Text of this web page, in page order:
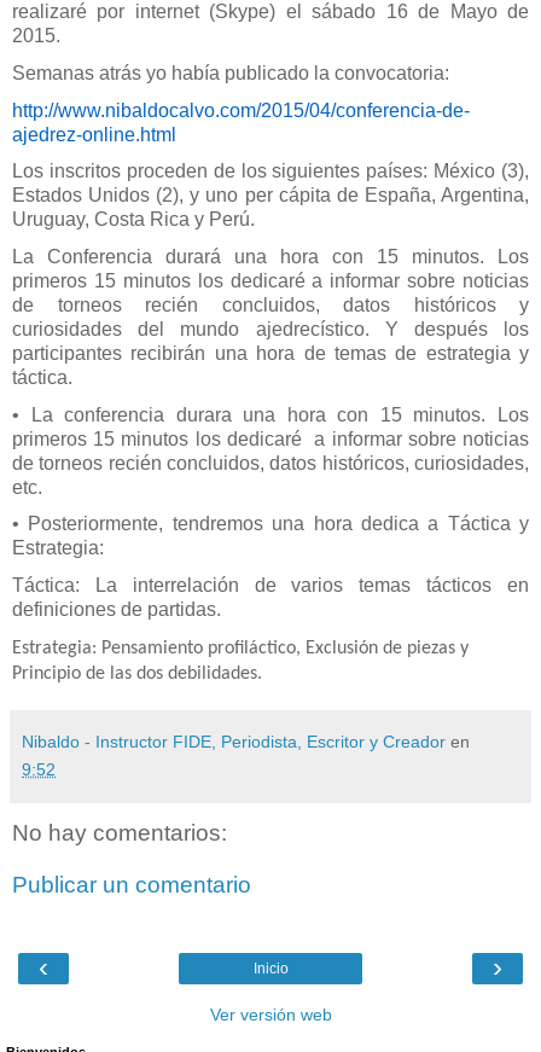
realizaré por internet (Skype) el sábado 16 de Mayo de
2015.
Semanas atrás yo había publicado la convocatoria:
http://www.nibaldocalvo.com/2015/04/conferencia-de-
ajedrez-online.html
Los inscritos proceden de los siguientes países: México (3),
Estados Unidos (2), y uno per cápita de España, Argentina,
Uruguay, Costa Rica y Perú.
La Conferencia durará una hora con 15 minutos. Los
primeros 15 minutos los dedicaré a informar sobre noticias
de torneos recién concluidos, datos históricos y
curiosidades del mundo ajedrecístico. Y después los
participantes recibirán una hora de temas de estrategia y
táctica.
• La conferencia durara una hora con 15 minutos. Los
primeros 15 minutos los dedicaré
a informar sobre noticias
de torneos recién concluidos, datos históricos, curiosidades,
etc.
• Posteriormente, tendremos una hora dedica a Táctica y
Estrategia:
Táctica: La interrelación de varios temas tácticos en
definiciones de partidas.
Estrategia: Pensamiento profiláctico, Exclusión de piezas y
Principio de las dos debilidades.
Nibaldo - Instructor FIDE, Periodista, Escritor y Creador en
9:52
No hay comentarios:
Publicar un comentario
‹ ›
Inicio
Ver versión web